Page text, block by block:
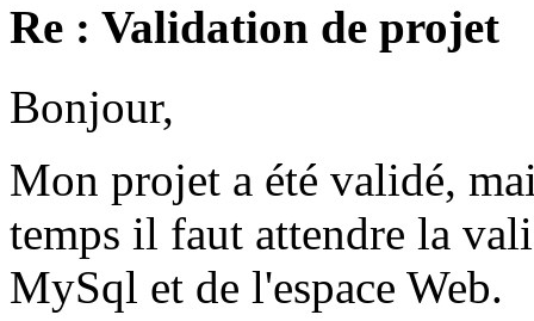
Re : Validation de projet
Bonjour,
Mon projet a été validé,
temps il faut attendre la
MySql et de l'espace Web.